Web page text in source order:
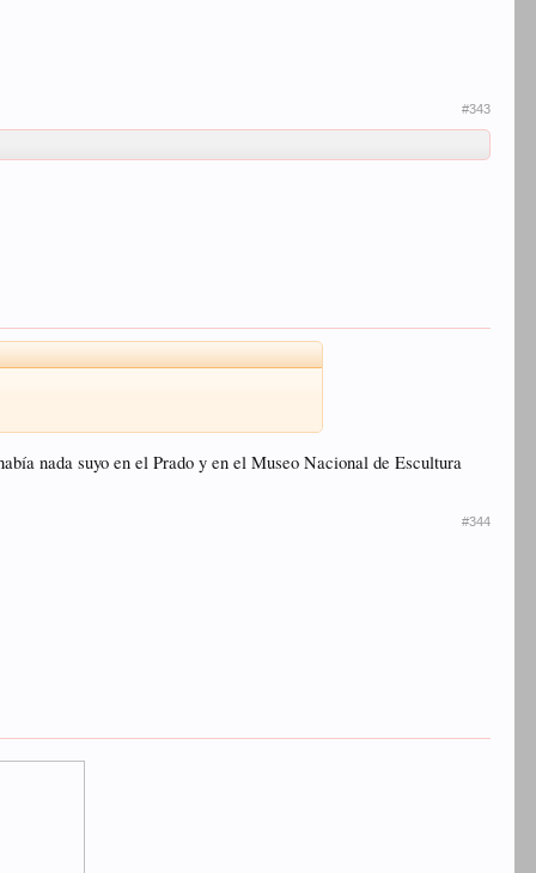
#343
nada suyo en el Prado y en el Museo Nacional de Escultura
#344